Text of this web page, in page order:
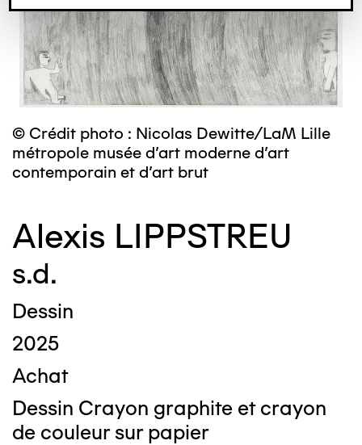
© Crédit photo : Nicolas Dewitte/LaM Lille
métropole musée d’art moderne d’art
contemporain et d’art brut
Alexis LIPPSTREU
s.d.
Dessin
2025
Achat
Dessin Crayon graphite et crayon
de couleur sur papier